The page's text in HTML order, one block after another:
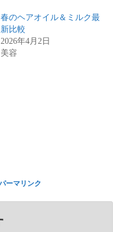
春のヘアオイル＆ミルク最
新比較
2026年4月2日
美容
ーマリンク